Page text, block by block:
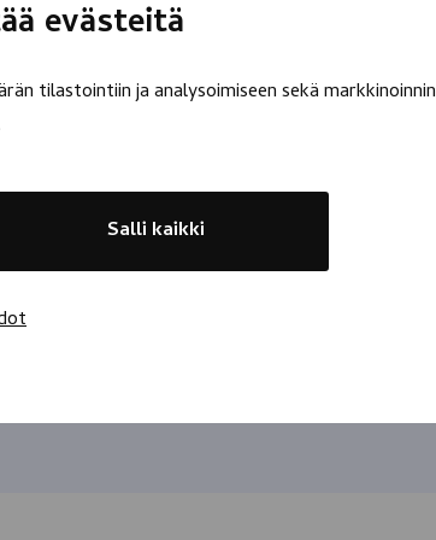
evästeitä
tilastointiin ja analysoimiseen sekä markkinoinnin
Salli kaikki